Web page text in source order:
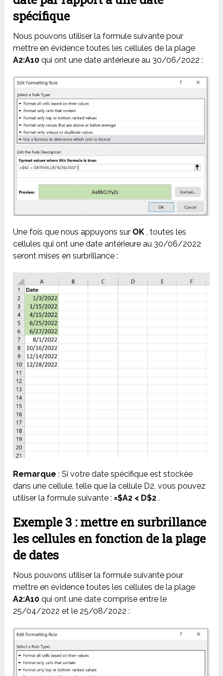
spécifique
Nous pouvons utiliser la formule suivante pour
mettre en évidence toutes les cellules de la plage
A2:A10 qui ont une date antérieure au 30/06/2022 :
Une fois que nous appuyons sur OK , toutes les
cellules qui ont une date antérieure au 30/06/2022
seront mises en surbrillance :
Remarque : Si votre date spécifique est stockée
dans une cellule, telle que la cellule D2, vous pouvez
utiliser la formule suivante : =$A2 < D$2 .
Exemple 3 : mettre en surbrillance
les cellules en fonction de la plage
de dates
Nous pouvons utiliser la formule suivante pour
mettre en évidence toutes les cellules de la plage
A2:A10 qui ont une date comprise entre le
25/04/2022 et le 25/08/2022 :